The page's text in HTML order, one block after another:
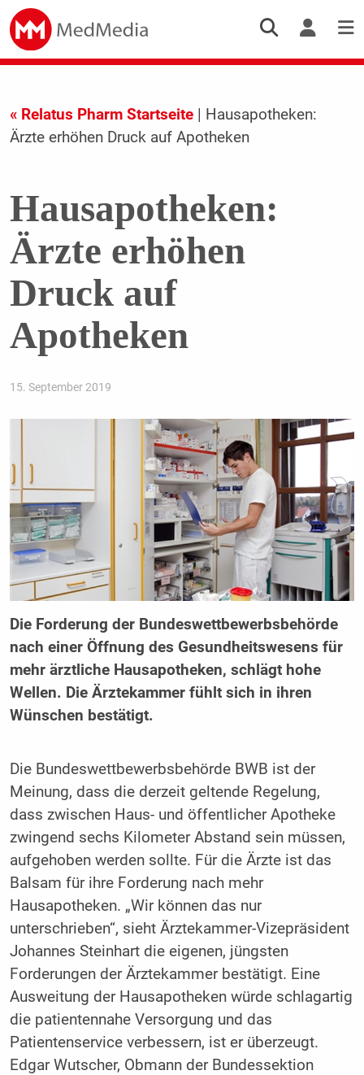
« Relatus Pharm Startseite| Hausapotheken:
Ärzte erhöhen Druck auf Apotheken
Hausapotheken:
Ärzte erhöhen
Druck auf
Apotheken
15. September 2019
Die Forderung der Bundeswettbewerbsbehörde
nach einer Öffnung des Gesundheitswesens für
mehr ärztliche Hausapotheken, schlägt hohe
Wellen. Die Ärztekammer fühlt sich in ihren
Wünschen bestätigt.
Die Bundeswettbewerbsbehörde BWB ist der
Meinung, dass die derzeit geltende Regelung,
dass zwischen Haus- und öffentlicher Apotheke
zwingend sechs Kilometer Abstand sein müssen,
aufgehoben werden sollte. Für die Ärzte ist das
Balsam für ihre Forderung nach mehr
Hausapotheken. „Wir können das nur
unterschrieben“, sieht Ärztekammer-Vizepräsident
Johannes Steinhart die eigenen, jüngsten
Forderungen der Ärztekammer bestätigt. Eine
Ausweitung der Hausapotheken würde schlagartig
die patientennahe Versorgung und das
Patientenservice verbessern, ist er überzeugt.
Edgar Wutscher, Obmann der Bundessektion